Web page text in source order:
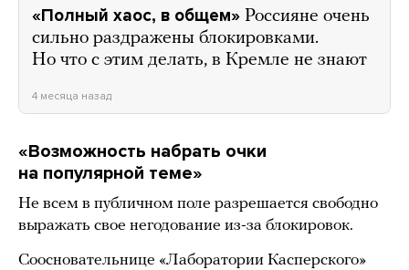
«Полный хаос, в общем» Россияне очень
сильно раздражены блокировками.
Но что с этим делать, в Кремле не знают
4 месяца назад
«Возможность набрать очки
на популярной теме»
Не всем в публичном поле разрешается свободно
выражать свое негодование из-за блокировок.
Соосновательнице «Лаборатории Касперского»